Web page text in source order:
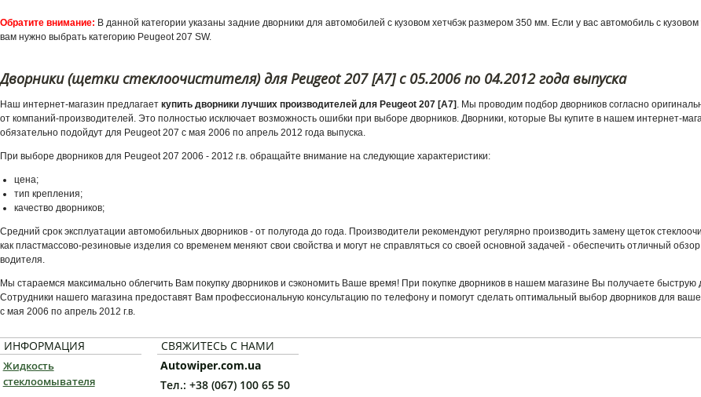
Обратите внимание: В данной категории указаны задние дворники для автомобилей с кузовом хетчбэк размером 350 мм. Если у вас автомобиль с
вам нужно выбрать категорию Peugeot 207 SW.
Дворники (щетки стеклоочистителя) для Peugeot 207 [A7] с 05.2006 по 04.2012 года выпуска
Наш интернет-магазин предлагает купить дворники лучших производителей для Peugeot 207 [A7] . Мы проводим подбор дворников согласно
от компаний-производителей. Это полностью исключает возможность ошибки при выборе дворников. Дворники, которые Вы купите в нашем интернет-
обязательно подойдут для Peugeot 207 с мая 2006 по апрель 2012 года выпуска.
При выборе дворников для Peugeot 207 2006 - 2012 г.в. обращайте внимание на следующие характеристики:
цена;
тип крепления;
качество дворников;
Средний срок эксплуатации автомобильных дворников - от полугода до года. Производители рекомендуют регулярно производить замену щеток
как пластмассово-резиновые изделия со временем меняют свои свойства и могут не справляться со своей основной задачей - обеспечить отличный
водителя.
Мы стараемся максимально облегчить Вам покупку дворников и сэкономить Ваше время! При покупке дворников в нашем магазине Вы получаете быструю
Сотрудники нашего магазина предоставят Вам профессиональную консультацию по телефону и помогут сделать оптимальный выбор дворников для
с мая 2006 по апрель 2012 г.в.
ИНФОРМАЦИЯ
Жидкость
стеклоомывателя
СВЯЖИТЕСЬ С НАМИ
Autowiper.com.ua
Тел.: +38 (067) 100 65 50